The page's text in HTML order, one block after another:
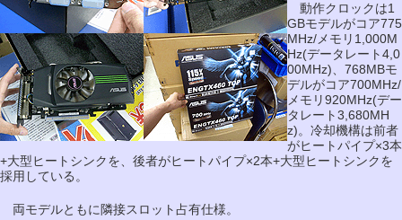
動作クロックは1
GBモデルがコア775
MHz/メモリ1,000M
Hz(データレート4,0
00MHz)、768MBモ
デルがコア700MHz/
メモリ920MHz(デー
タレート3,680MH
z)。冷却機構は前者
がヒートパイプ×3本
+大型ヒートシンクを、後者がヒートパイプ×2本+大型ヒートシンクを
採用している。
両モデルともに隣接スロット占有仕様。